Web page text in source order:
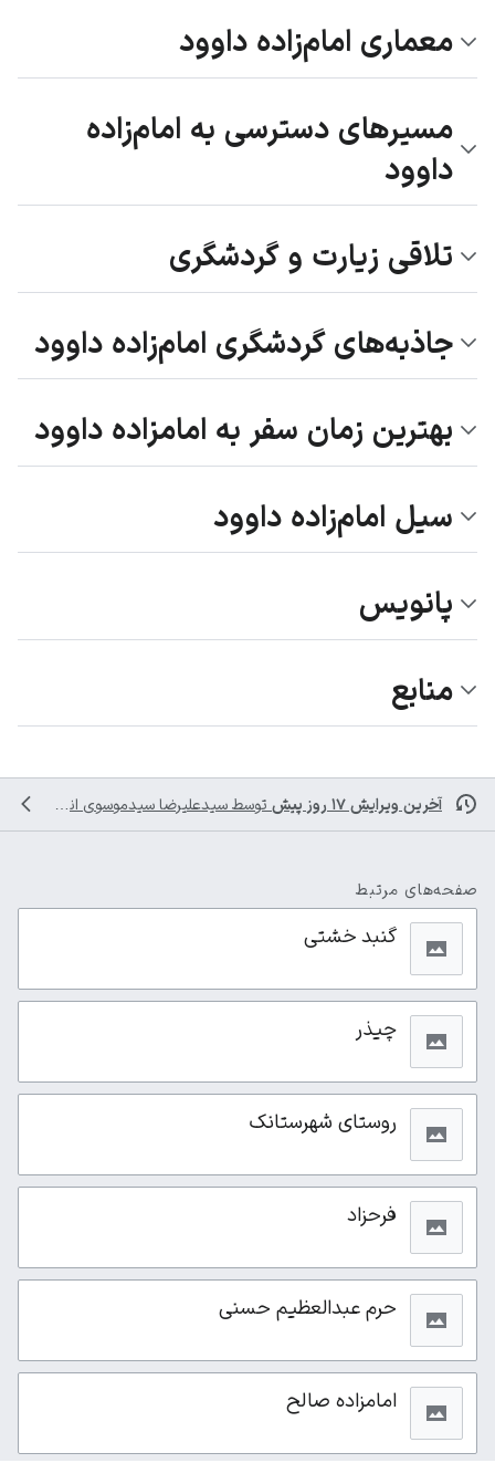
معماری امام‌زاده داوود
مسیرهای دسترسی به امام‌زاده
داوود
تلاقی زیارت و گردشگری
جاذبه‌های گردشگری امام‌زاده داوود
بهترین زمان سفر به امامزاده داوود
سیل امام‌زاده داوود
پانویس
منابع
آخرین ویرایش ۱۷ روز پیش توسط سیدعلیرضا سیدموسوی انجام شده است
صفحه‌های مرتبط
گنبد خشتی
چیذر
روستای شهرستانک
فرحزاد
حرم عبدالعظیم حسنی
امامزاده صالح